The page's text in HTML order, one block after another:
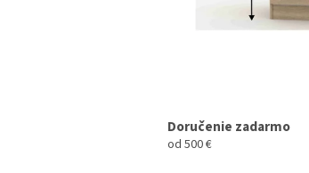
Doručenie zadarmo
od 500 €